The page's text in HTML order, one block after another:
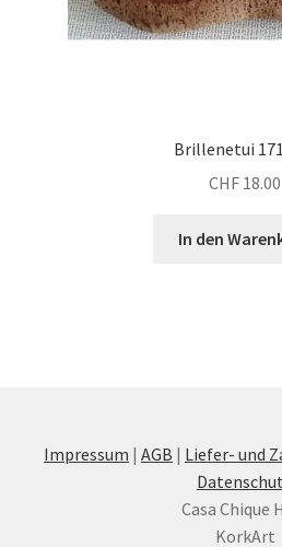
Brillenetui
CHF 18.00
In den
Impressum | AGB | Liefer- und
Casa Chique
KorkArt